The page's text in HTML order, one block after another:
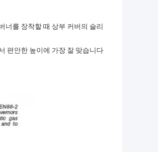
너를 장착할 때 상부 커버의 슬리
편안한 높이에 가장 잘 맞습니다